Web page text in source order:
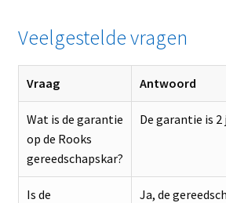
Veelgestelde vragen
Vraag Antwoord
Wat is de garantie
op de Rooks
gereedschapskar?
De garantie is 2
Is de
Ja, de